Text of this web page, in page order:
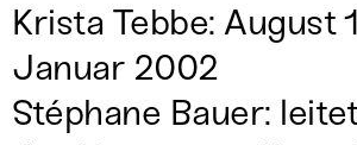
Krista Tebbe: August
Januar 2002
Stéphane Bauer: